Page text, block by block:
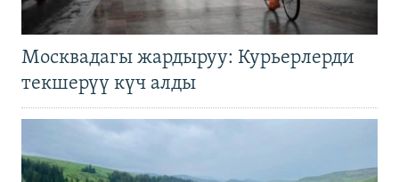
Москвадагы жардыруу: Курьерлерди
текшерүү күч алды